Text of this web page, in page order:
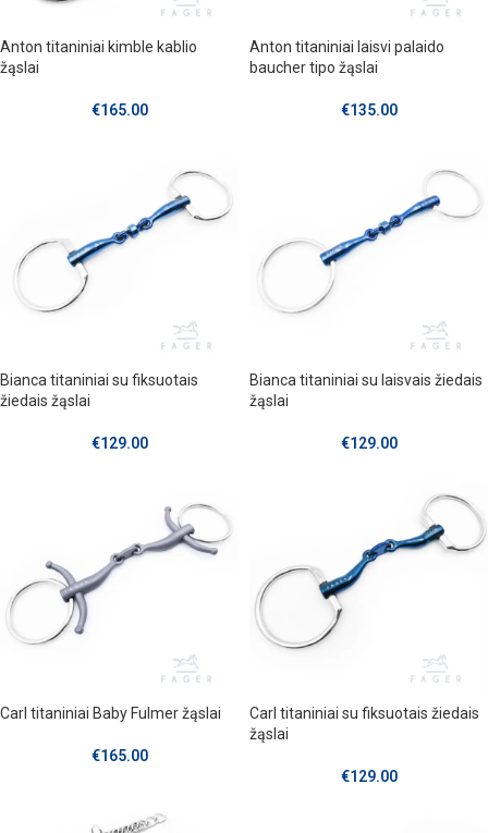
Anton titaniniai kimble kablio
žąslai
€165.00
Anton titaniniai laisvi palaido
baucher tipo žąslai
€135.00
Bianca titaniniai su fiksuotais
žiedais žąslai
€129.00
Bianca titaniniai su laisvais žiedais
žąslai
€129.00
Carl titaniniai Baby Fulmer žąslai
€165.00
Carl titaniniai su fiksuotais žiedais
žąslai
€129.00